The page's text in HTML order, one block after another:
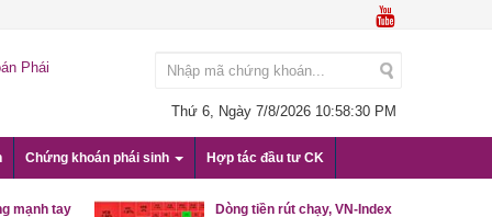
Phái
Thứ 6, Ngày 7/8/2026 10:58:31 PM
Chứng khoán phái sinh Hợp tác đầu tư CK
mạnh tay
Dòng tiền rút chạy, VN-Index